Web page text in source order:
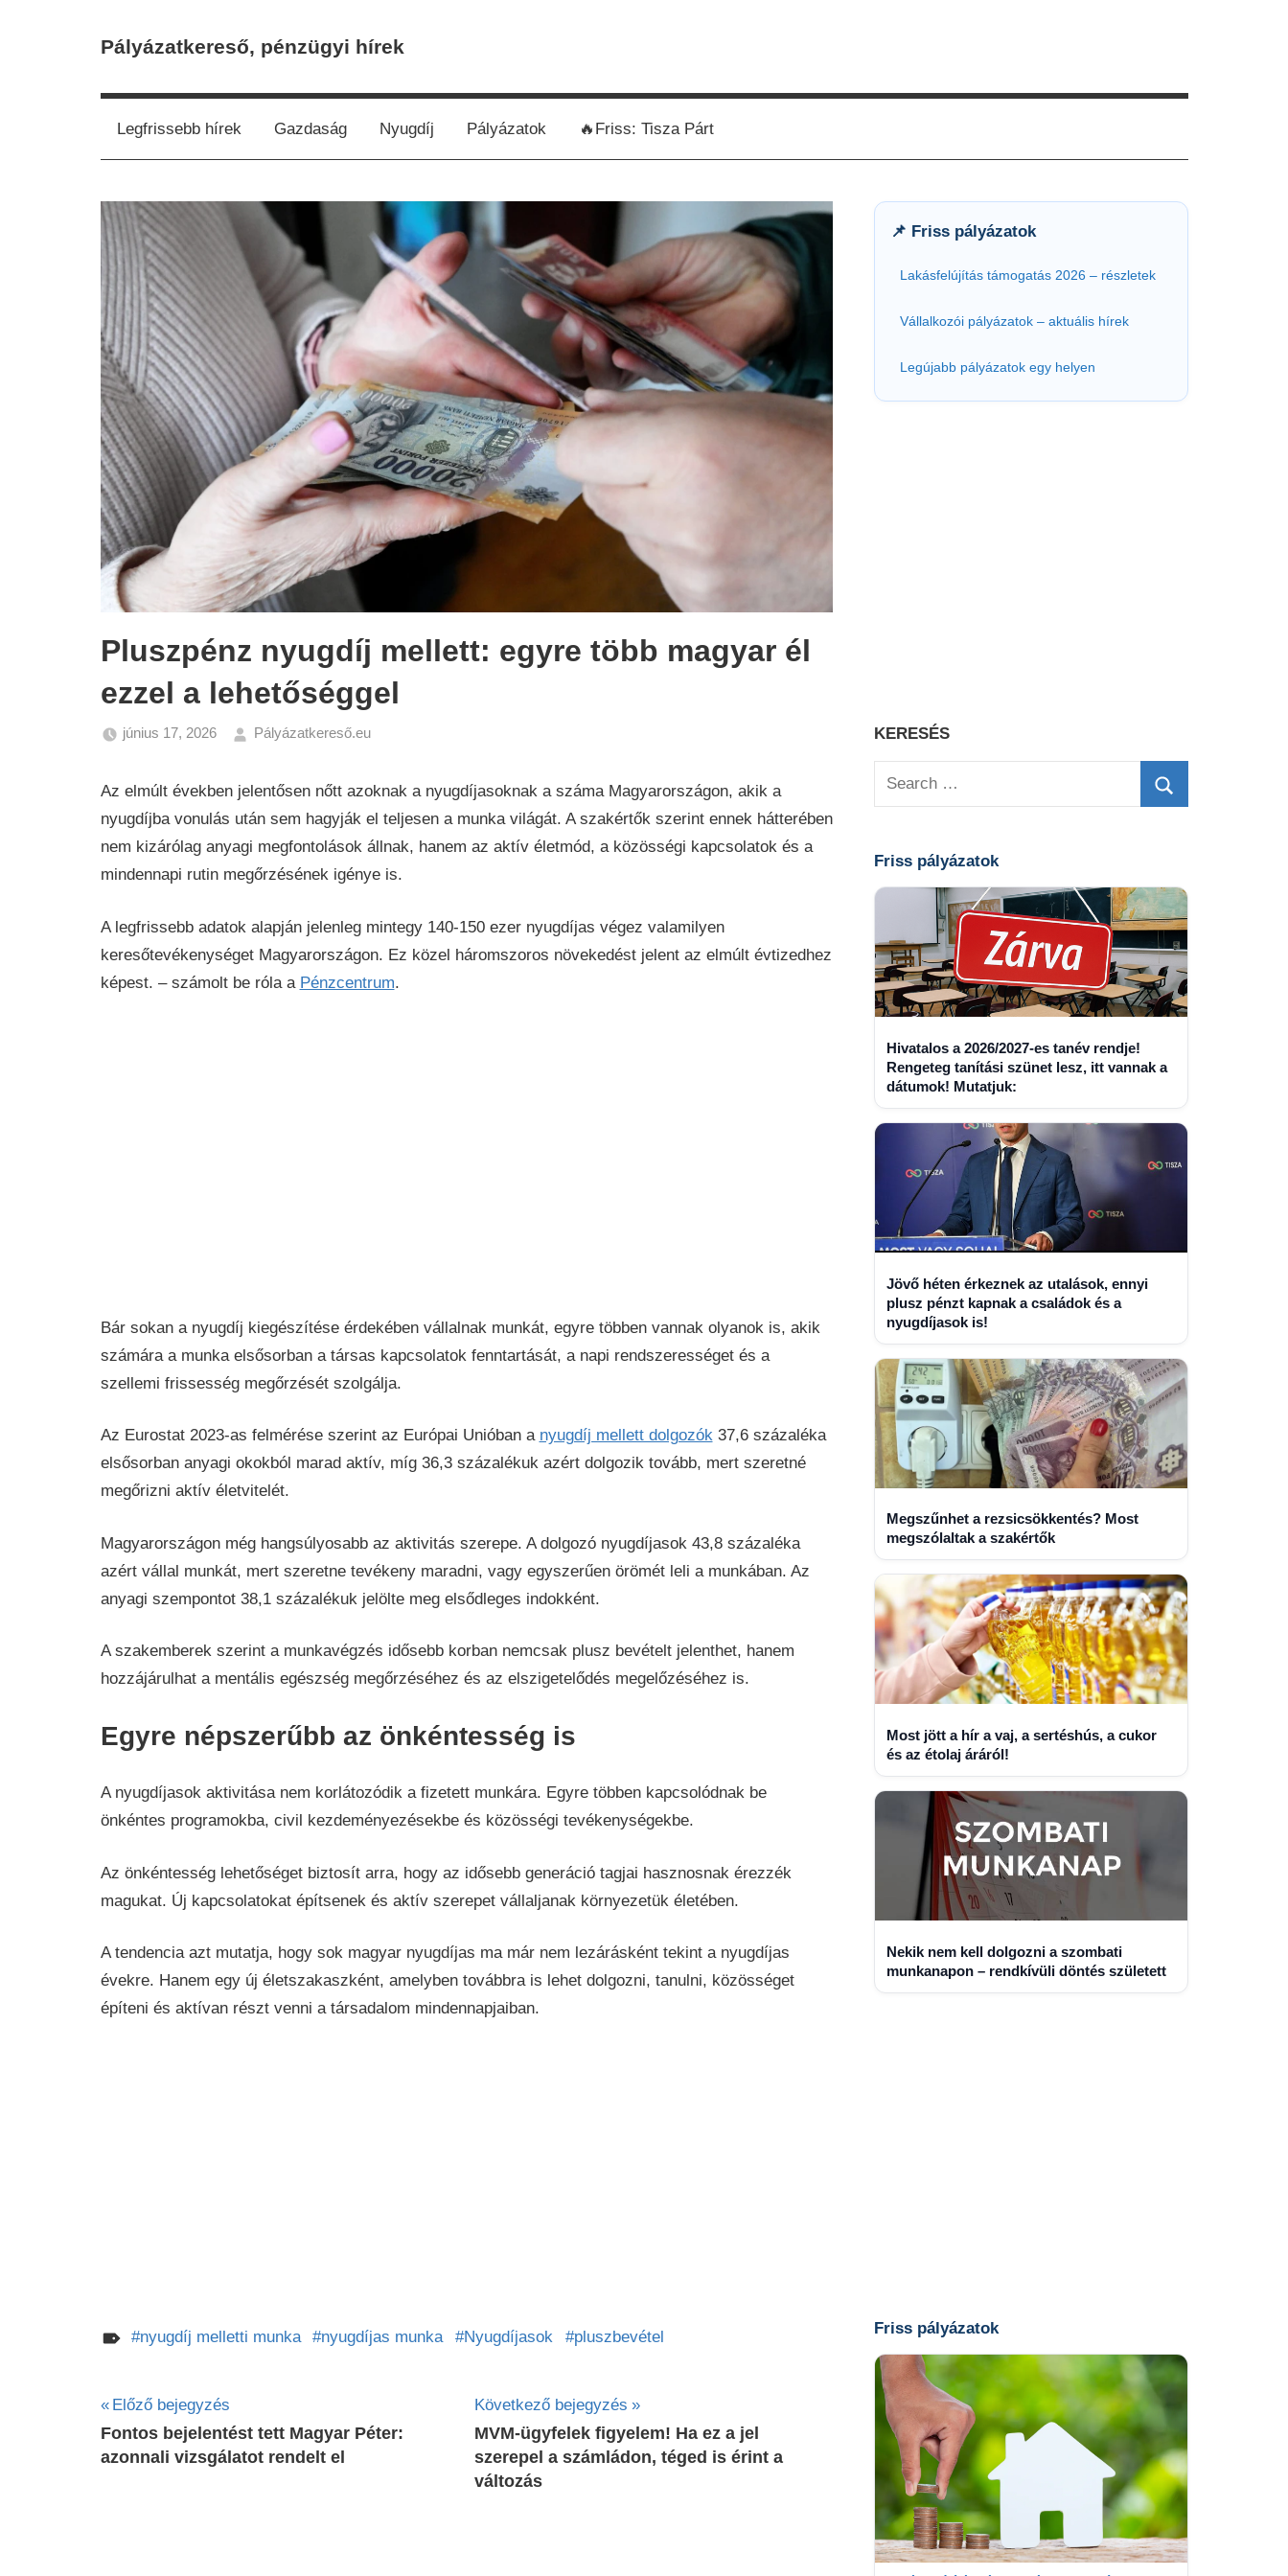
Pályázatkereső, pénzügyi hírek
Legfrissebb hírek Gazdaság Nyugdíj Pályázatok 🔥Friss: Tisza Párt
Pluszpénz nyugdíj mellett: egyre több magyar él
ezzel a lehetőséggel
június 17, 2026
Pályázatkereső.eu
Nyugdíj
Az elmúlt években jelentősen nőtt azoknak a nyugdíjasoknak a száma Magyarországon, akik a
nyugdíjba vonulás után sem hagyják el teljesen a munka világát. A szakértők szerint ennek hátterében
nem kizárólag anyagi megfontolások állnak, hanem az aktív életmód, a közösségi kapcsolatok és a
mindennapi rutin megőrzésének igénye is.
A legfrissebb adatok alapján jelenleg mintegy 140-150 ezer nyugdíjas végez valamilyen
keresőtevékenységet Magyarországon. Ez közel háromszoros növekedést jelent az elmúlt évtizedhez
képest. – számolt be róla a Pénzcentrum.
Bár sokan a nyugdíj kiegészítése érdekében vállalnak munkát, egyre többen vannak olyanok is, akik
számára a munka elsősorban a társas kapcsolatok fenntartását, a napi rendszerességet és a
szellemi frissesség megőrzését szolgálja.
Az Eurostat 2023-as felmérése szerint az Európai Unióban a nyugdíj mellett dolgozók37,6 százaléka
elsősorban anyagi okokból marad aktív, míg 36,3 százalékuk azért dolgozik tovább, mert szeretné
megőrizni aktív életvitelét.
Magyarországon még hangsúlyosabb az aktivitás szerepe. A dolgozó nyugdíjasok 43,8 százaléka
azért vállal munkát, mert szeretne tevékeny maradni, vagy egyszerűen örömét leli a munkában. Az
anyagi szempontot 38,1 százalékuk jelölte meg elsődleges indokként.
A szakemberek szerint a munkavégzés idősebb korban nemcsak plusz bevételt jelenthet, hanem
hozzájárulhat a mentális egészség megőrzéséhez és az elszigetelődés megelőzéséhez is.
Egyre népszerűbb az önkéntesség is
A nyugdíjasok aktivitása nem korlátozódik a fizetett munkára. Egyre többen kapcsolódnak be
önkéntes programokba, civil kezdeményezésekbe és közösségi tevékenységekbe.
Az önkéntesség lehetőséget biztosít arra, hogy az idősebb generáció tagjai hasznosnak érezzék
magukat. Új kapcsolatokat építsenek és aktív szerepet vállaljanak környezetük életében.
A tendencia azt mutatja, hogy sok magyar nyugdíjas ma már nem lezárásként tekint a nyugdíjas
évekre. Hanem egy új életszakaszként, amelyben továbbra is lehet dolgozni, tanulni, közösséget
építeni és aktívan részt venni a társadalom mindennapjaiban.
nyugdíj melletti munka nyugdíjas munka Nyugdíjasok pluszbevétel
Bejegyzés
navigáció
Előző bejegyzés
Fontos bejelentést tett Magyar Péter:
azonnali vizsgálatot rendelt el
Következő bejegyzés
MVM-ügyfelek figyelem! Ha ez a jel
szerepel a számládon, téged is érint a
változás
📌 Friss pályázatok
Lakásfelújítás támogatás 2026 – részletek
Vállalkozói pályázatok – aktuális hírek
Legújabb pályázatok egy helyen
KERESÉS
Search
Friss pályázatok
Hivatalos a 2026/2027-es tanév rendje!
Rengeteg tanítási szünet lesz, itt vannak a
dátumok! Mutatjuk:
Jövő héten érkeznek az utalások, ennyi
plusz pénzt kapnak a családok és a
nyugdíjasok is!
Megszűnhet a rezsicsökkentés? Most
megszólaltak a szakértők
Most jött a hír a vaj, a sertéshús, a cukor
és az étolaj áráról!
Nekik nem kell dolgozni a szombati
munkanapon – rendkívüli döntés született
Friss pályázatok